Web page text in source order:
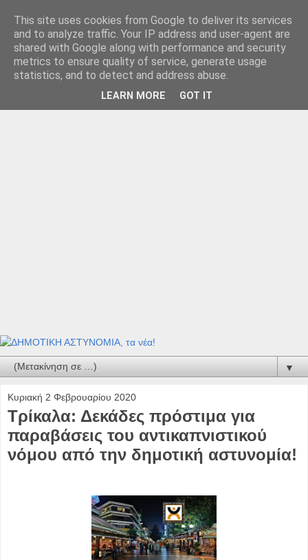
▼
Κυριακή 2 Φεβρουαρίου 2020
Τρίκαλα: Δεκάδες πρόστιμα για
παραβάσεις του αντικαπνιστικού
νόμου από την δημοτική αστυνομία!
This site uses cookies from Google to deliver its services
and to analyze traffic. Your IP address and user-agent are
shared with Google along with performance and security
metrics to ensure quality of service, generate usage
statistics, and to detect and address abuse.
LEARN MORE GOT IT